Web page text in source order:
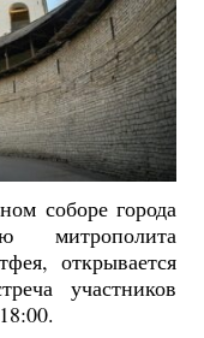
соборе города
митрополита
открывается
участников